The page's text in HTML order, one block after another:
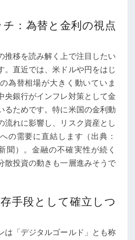
存・
自
保
管
の
重
要
性
：為替と金利の視点
推移を読み解く上で注目したい
。直近では、米ドルや円をはじ
為替相場が大きく動いていま
央銀行がインフレ対策として金
るためです。特に米国の金利動
流れに影響し、リスク資産とし
の需要に直結します（出典：
聞）。金融の不確実性が続く
散投資の動きも一層進みそうで
手段として確立しつ
は「デジタルゴールド」とも称